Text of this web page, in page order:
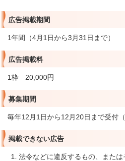
広告掲載期間
1年間（4月1日から3月31日まで）
広告掲載料
1枠 20,000円
募集期間
毎年12月1日から12月20日まで受付（
掲載できない広告
法令などに違反するもの、また